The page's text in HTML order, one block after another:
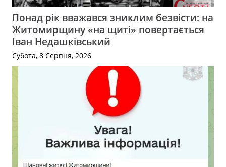
Понад рік вважався зниклим безвісти: на
Житомирщину «на щиті» повертається
Іван Недашківський
Субота, 8 Серпня, 2026